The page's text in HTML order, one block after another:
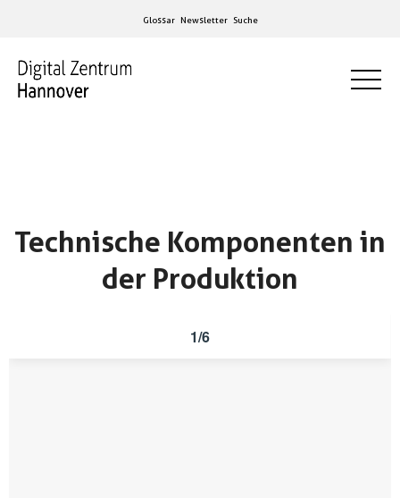
Glossar Newsletter Suche
Technische Komponenten in
der Produktion